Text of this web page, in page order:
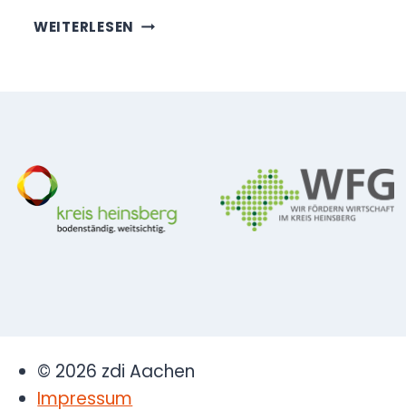
WEITERLESEN PARTNERSCHULE
© 2026 zdi Aachen
Impressum